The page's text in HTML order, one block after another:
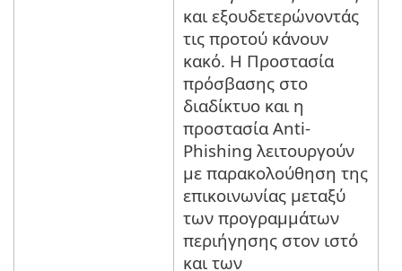
και εξουδετερώνοντάς
τις προτού κάνουν
κακό. Η Προστασία
πρόσβασης στο
διαδίκτυο και η
προστασία Anti-
Phishing λειτουργούν
με παρακολούθηση της
επικοινωνίας μεταξύ
των προγραμμάτων
περιήγησης στον ιστό
και των